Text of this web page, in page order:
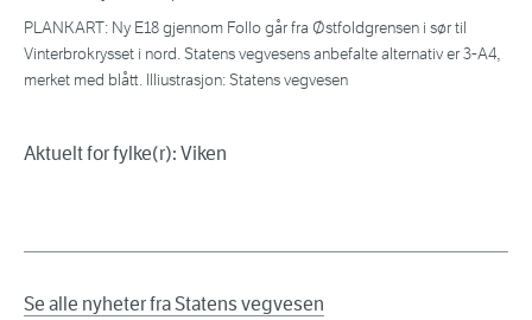
PLANKART: Ny E18 gjennom Follo går fra Østfoldgrensen i sør til
Vinterbrokrysset i nord. Statens vegvesens anbefalte alternativ er 3-A4,
merket med blått. Illiustrasjon: Statens vegvesen
Aktuelt for fylke(r): Viken
Se alle nyheter fra Statens vegvesen